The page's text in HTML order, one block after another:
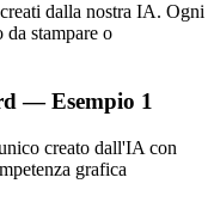
dalla nostra IA. Ogni
stampare o
— Esempio 1
creato dall'IA con
grafica